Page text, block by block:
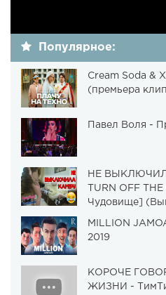
Популярное:
Cream Soda &
(премьера
Павел Воля -
НЕ
TURN OFF
Чудовище]
MILLION
2019
КОРОЧЕ
ЖИЗНИ -